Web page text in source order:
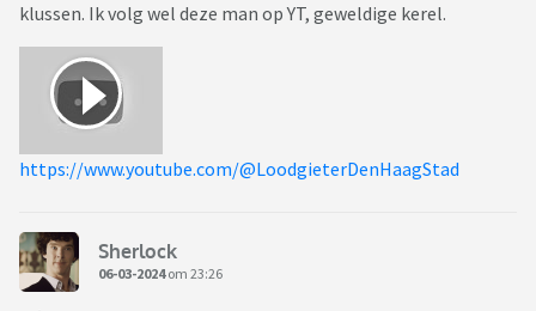
klussen. Ik volg wel deze man op YT, geweldige kerel.
https://www.youtube.com/@LoodgieterDenHaagStad
Sherlock
06-03-2024om 23:26